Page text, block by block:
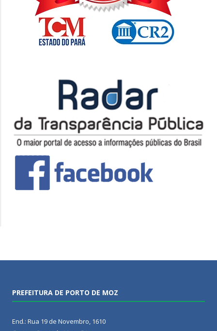
PREFEITURA DE PORTO DE MOZ
End.: Rua 19 de Novembro, 1610